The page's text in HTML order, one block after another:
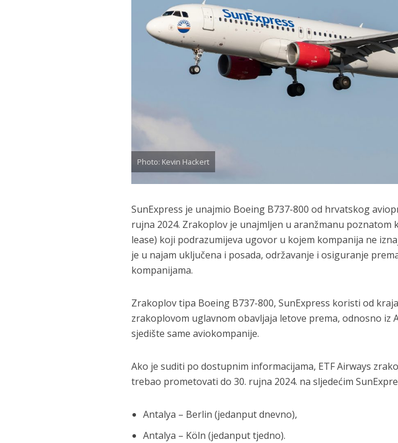
Photo: Kevin Hackert
SunExpress je unajmio Boeing B737-800 od hrvatskog
rujna 2024. Zrakoplov je unajmljen u aranžmanu poznatom
lease) koji podrazumijeva ugovor u kojem kompanija ne
je u najam uključena i posada, održavanje i osiguranje
kompanijama.
Zrakoplov tipa Boeing B737-800, SunExpress koristi od
zrakoplovom uglavnom obavljaja letove prema, odnosno iz
sjedište same aviokompanije.
Ako je suditi po dostupnim informacijama, ETF Airways
trebao prometovati do 30. rujna 2024. na sljedećim
Antalya – Berlin (jedanput dnevno),
Antalya – Köln (jedanput tjedno).